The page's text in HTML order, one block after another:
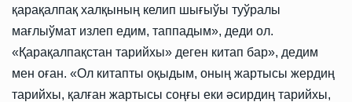
қарақалпақ халқының келип шығыўы туўралы
мағлыўмат излеп едим, таппадым», деди ол.
«Қарақалпақстан тарийхы» деген китап бар», дедим
мен оған. «Ол китапты оқыдым, оның жартысы жердиң
тарийхы, қалған жартысы соңғы еки әсирдиң тарийхы,